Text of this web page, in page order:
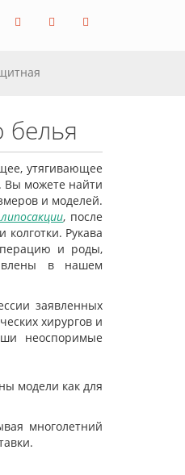
белья
утягивающее
Вы можете найти
и моделей.
, после
Рукава
и роды,
в нашем
заявленных
хирургов и
неоспоримые
модели как для
многолетний